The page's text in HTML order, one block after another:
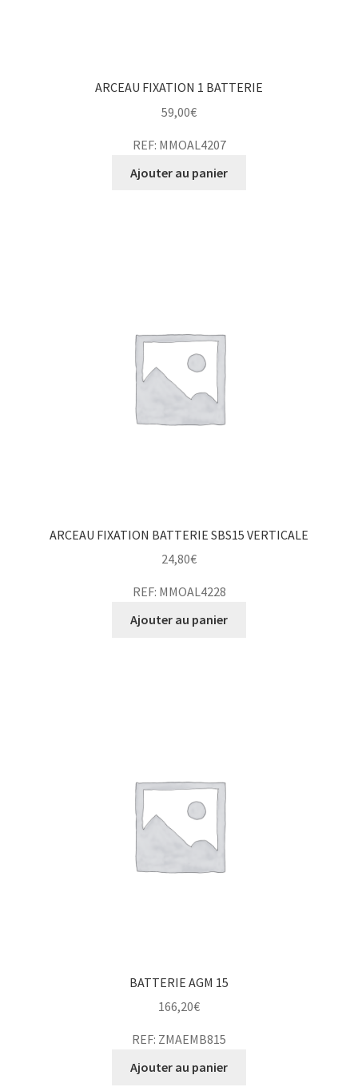
ARCEAU FIXATION 1 BATTERIE
59,00€
REF: MMOAL4207
Ajouter au panier
ARCEAU FIXATION BATTERIE SBS15 VERTICALE
24,80€
REF: MMOAL4228
Ajouter au panier
BATTERIE AGM 15
166,20€
REF: ZMAEMB815
Ajouter au panier